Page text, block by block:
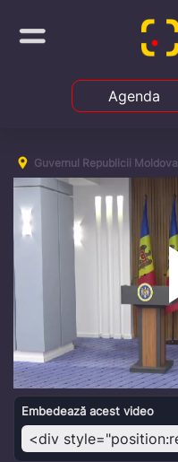
Agenda
Guvernul Republicii Moldova
Embedează acest video